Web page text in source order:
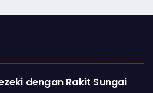
dengan Rakit Sungai